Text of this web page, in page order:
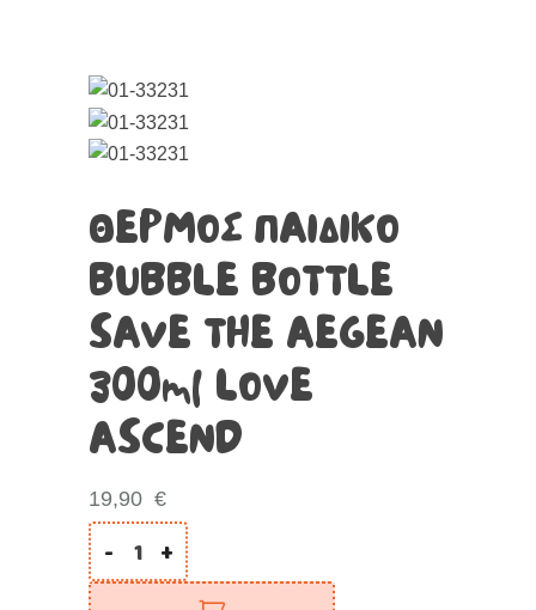
ΘΕΡΜΟΣ ΠΑΙΔΙΚΟ
BUBBLE BOTTLE
SAVE THE AEGEAN
300ml LOVE
ASCEND
19,90 €
- +